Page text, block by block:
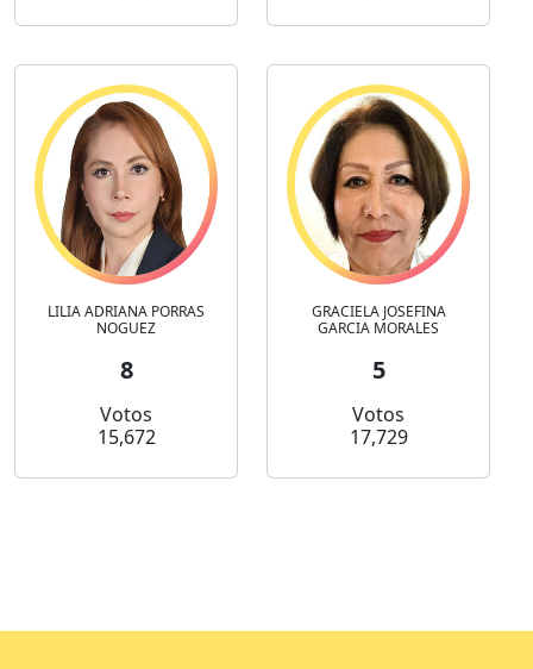
LILIA ADRIANA PORRAS
NOGUEZ
8
Votos
15,672
GRACIELA JOSEFINA
GARCIA MORALES
5
Votos
17,729